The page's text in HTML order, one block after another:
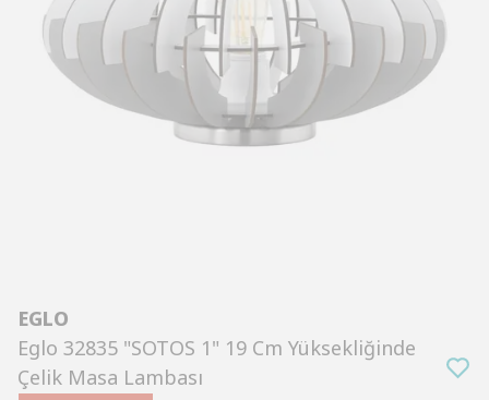
EGLO
Eglo 32835 "SOTOS 1" 19 Cm Yüksekliğinde
Çelik Masa Lambası